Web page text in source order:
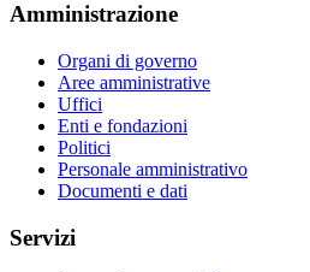
Amministrazione
Organi di governo
Aree amministrative
Uffici
Enti e fondazioni
Politici
Personale amministrativo
Documenti e dati
Servizi